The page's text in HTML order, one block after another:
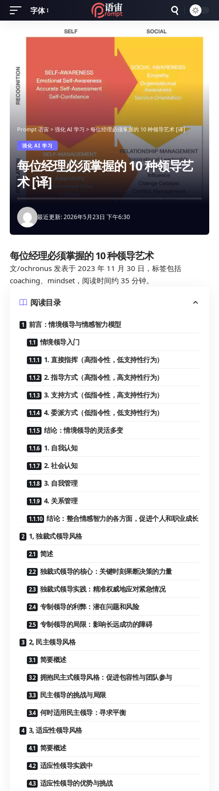
Font
字体
Prompt 语宙 > 强化 AI 学习 > 每位经理必须掌握的 10 种领导艺术 [译]
强化 AI 学习
每位经理必须掌握的 10 种领导艺
术 [译]
最近更新: 2026年5月23日 下午6:30
每位经理必须掌握的 10 种领导艺术
文/ochronus 发表于 2023 年 11 月 30 日，标签包括
coaching、mindset，阅读时间约 35 分钟。
阅读目录
前言：情境领导与情感智力模型
情境领导入门
1. 直接指挥（高指令性，低支持性行为）
2. 指导方式（高指令性，高支持性行为）
3. 支持方式（低指令性，高支持性行为）
4. 委派方式（低指令性，低支持性行为）
结论：情境领导的灵活多变
1. 自我认知
2. 社会认知
3. 自我管理
4. 关系管理
结论：整合情感智力的各方面，促进个人和职业成长
1, 独裁式领导风格
简述
独裁式领导的核心：关键时刻果断决策的力量
独裁式领导实践：精准权威地应对紧急情况
专制领导的利弊：潜在问题和风险
专制领导的局限：影响长远成功的障碍
2, 民主领导风格
简要概述
拥抱民主式领导风格：促进包容性与团队参与
民主领导的挑战与局限
何时适用民主领导：寻求平衡
3, 适应性领导风格
简要概述
适应性领导实践中
适应性领导的优势与挑战